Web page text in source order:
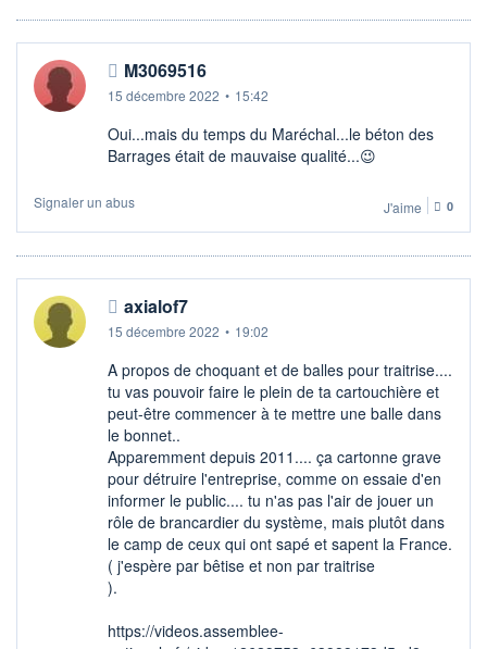
M3069516
15 décembre 2022 • 15:42
Oui...mais du temps du Maréchal...le béton des
Barrages était de mauvaise qualité...😉
Signaler un abus J'aime 0
axialof7
15 décembre 2022 • 19:02
A propos de choquant et de balles pour traitrise....
tu vas pouvoir faire le plein de ta cartouchière et
peut-être commencer à te mettre une balle dans
le bonnet..
Apparemment depuis 2011.... ça cartonne grave
pour détruire l'entreprise, comme on essaie d'en
informer le public.... tu n'as pas l'air de jouer un
rôle de brancardier du système, mais plutôt dans
le camp de ceux qui ont sapé et sapent la France.
( j'espère par bêtise et non par traitrise
).
https://videos.assemblee-